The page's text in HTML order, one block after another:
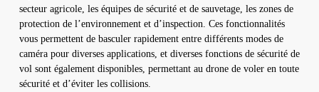
secteur agricole, les équipes de sécurité et de sauvetage, les zones de
protection de l’environnement et d’inspection. Ces fonctionnalités
vous permettent de basculer rapidement entre différents modes de
caméra pour diverses applications, et diverses fonctions de sécurité de
vol sont également disponibles, permettant au drone de voler en toute
sécurité et d’éviter les collisions.